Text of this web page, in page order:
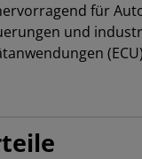
für
und